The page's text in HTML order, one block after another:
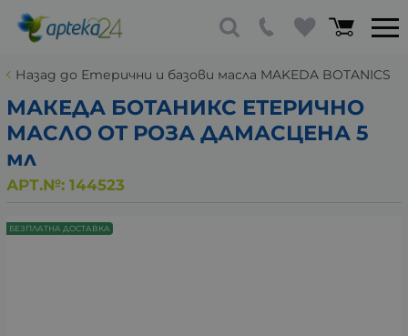
Назад до Етерични и базови масла MAKEDA BOTANICS
МАКЕДА БОТАНИКС ЕТЕРИЧНО
МАСЛО ОТ РОЗА ДАМАСЦЕНА 5
мл
АРТ.№: 144523
БЕЗПЛАТНА ДОСТАВКА